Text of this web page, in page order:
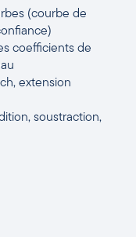
(courbe de
coefficients de
extension
soustraction,